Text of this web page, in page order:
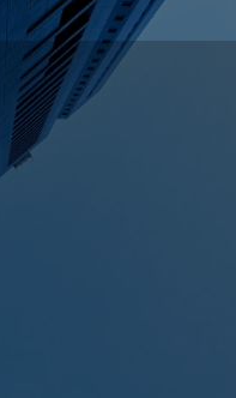
เทรดดิ้ง จำกัด และ บริษัท ซีทีซี แอสเส